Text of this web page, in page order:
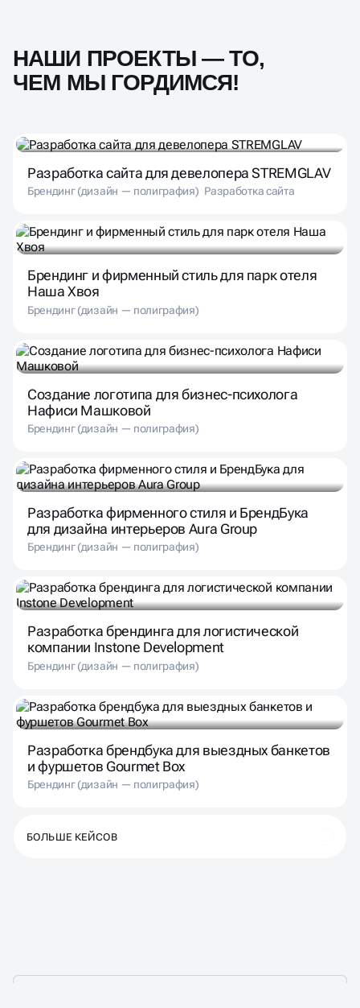
НАШИ ПРОЕКТЫ — ТО,
ЧЕМ МЫ ГОРДИМСЯ!
Разработка сайта для девелопера STREMGLAV
Брендинг (дизайн — полиграфия) Разработка сайта
Брендинг и фирменный стиль для парк отеля
Наша Хвоя
Брендинг (дизайн — полиграфия)
Создание логотипа для бизнес-психолога
Нафиси Машковой
Брендинг (дизайн — полиграфия)
Разработка фирменного стиля и БрендБука
для дизайна интерьеров Aura Group
Брендинг (дизайн — полиграфия)
Разработка брендинга для логистической
компании Instone Development
Брендинг (дизайн — полиграфия)
Разработка брендбука для выездных банкетов
и фуршетов Gourmet Box
Брендинг (дизайн — полиграфия)
БОЛЬШЕ КЕЙСОВ